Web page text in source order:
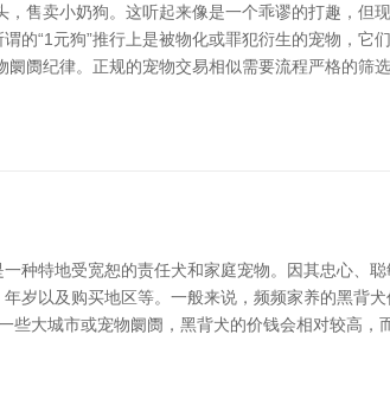
，售卖小奶狗。这听起来像是一个乖谬的打趣，
的“1元狗”推行上是被物化或罪犯衍生的宠物，
阓纪律。正规的宠物交易相似需要流程严格的筛
种特地受宽恕的责任犬和家庭宠物。因其忠心
岁以及购买地区等。一般来说，频频家养的黑
些大城市或宠物阛阓，黑背犬的价钱会相对较高